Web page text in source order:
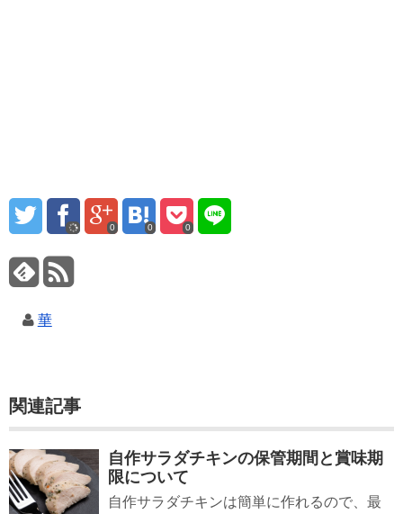
0 0 0
華
関連記事
自作サラダチキンの保管期間と賞味期
限について
自作サラダチキンは簡単に作れるので、最